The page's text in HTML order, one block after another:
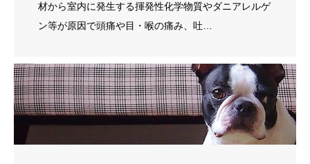
材から室内に発生する揮発性化学物質やダニアレルゲ
ン等が原因で頭痛や目・喉の痛み、吐…